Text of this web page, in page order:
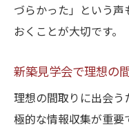
づらかった」という
おくことが大切です。
新築見学会で理想の
理想の間取りに出会
極的な情報収集が重要